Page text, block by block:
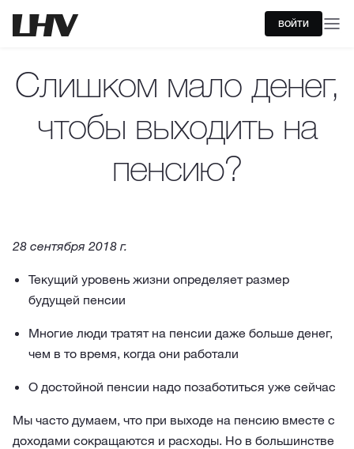
ВОЙТИ
Cлишком мало денег,
чтобы выходить на
пенсию?
28 сентября 2018 г.
Текущий уровень жизни определяет размер
будущей пенсии
Многие люди тратят на пенсии даже больше денег,
чем в то время, когда они работали
О достойной пенсии надо позаботиться уже сейчас
Мы часто думаем, что при выходе на пенсию вместе с
доходами сокращаются и расходы. Но в большинстве